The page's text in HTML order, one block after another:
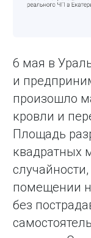
6 мая в
и
произошло
кровли и
Площадь
квадратных
помещении
без